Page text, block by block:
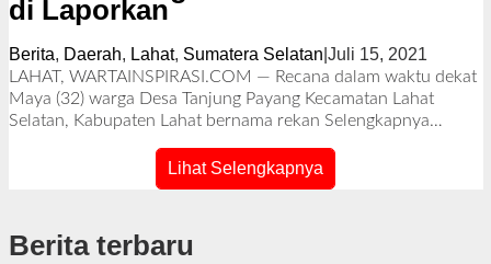
di Laporkan
Berita, Daerah, Lahat, Sumatera Selatan Juli 15, 2021
l
e
h
LAHAT, WARTAINSPIRASI.COM — Recana dalam waktu dekat
Maya (32) warga Desa Tanjung Payang Kecamatan Lahat
Selatan, Kabupaten Lahat bernama rekan Selengkapnya…
Lihat Selengkapnya
Berita terbaru